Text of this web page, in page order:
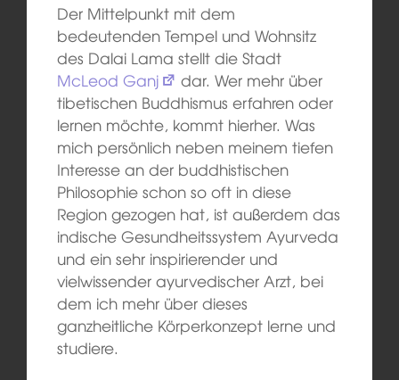
Der Mittelpunkt mit dem
bedeutenden Tempel und Wohnsitz
des Dalai Lama stellt die Stadt
McLeod Ganj
dar. Wer mehr über
tibetischen Buddhismus erfahren oder
lernen möchte, kommt hierher. Was
mich persönlich neben meinem tiefen
Interesse an der buddhistischen
Philosophie schon so oft in diese
Region gezogen hat, ist außerdem das
indische Gesundheitssystem Ayurveda
und ein sehr inspirierender und
vielwissender ayurvedischer Arzt, bei
dem ich mehr über dieses
ganzheitliche Körperkonzept lerne und
studiere.